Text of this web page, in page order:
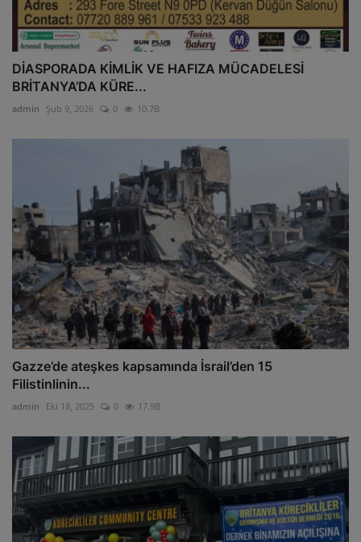
DİASPORADA KİMLİK VE HAFIZA MÜCADELESİ
BRİTANYA’DA KÜRE...
admin Şub 9, 2026 0 10.7B
Gazze’de ateşkes kapsamında İsrail’den 15
Filistinlinin...
admin Eki 18, 2025 0 17.9B